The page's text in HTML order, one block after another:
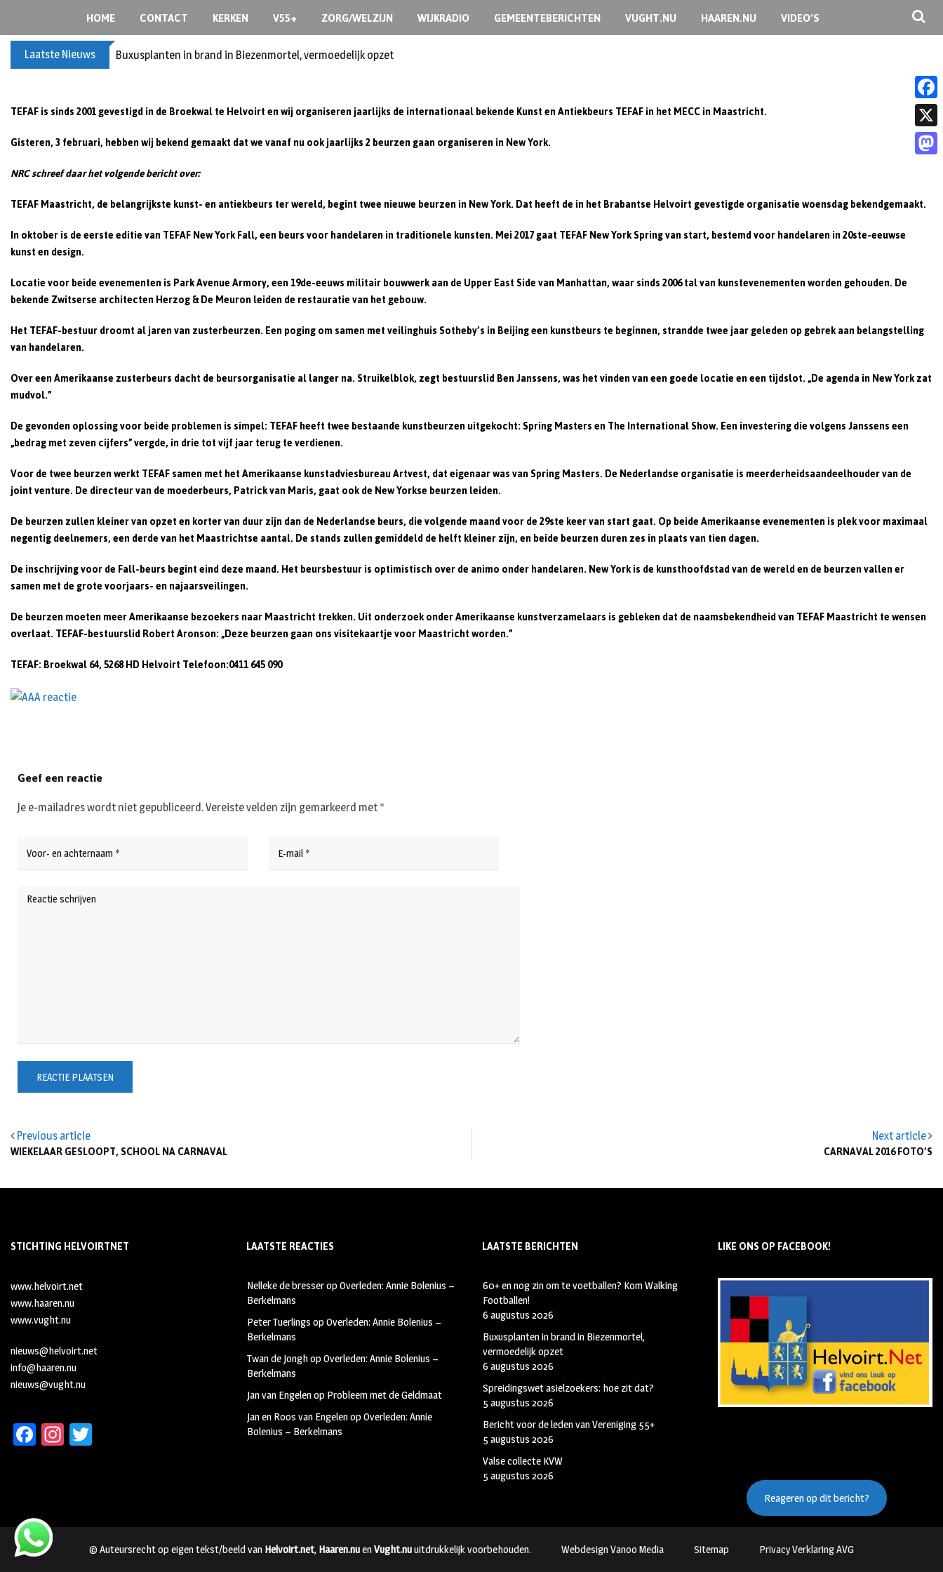
content
HOME CONTACT KERKEN V55+ ZORG/WELZIJN WIJKRADIO GEMEENTEBERICHTEN VUGHT.NU HAAREN.NU VIDEO’S
Laatste Nieuws Buxusplanten in brand in Biezenmortel, vermoedelijk opzet
TEFAF is sinds 2001 gevestigd in de Broekwal te Helvoirt en wij organiseren jaarlijks de internationaal bekende Kunst en Antiekbeurs TEFAF in het MECC in Maastricht.
Gisteren, 3 februari, hebben wij bekend gemaakt dat we vanaf nu ook jaarlijks 2 beurzen gaan organiseren in New York.
NRC schreef daar het volgende bericht over:
TEFAF Maastricht, de belangrijkste kunst- en antiekbeurs ter wereld, begint twee nieuwe beurzen in New York. Dat heeft de in het Brabantse Helvoirt gevestigde organisatie woensdag bekendgemaakt.
In oktober is de eerste editie van TEFAF New York Fall, een beurs voor handelaren in traditionele kunsten. Mei 2017 gaat TEFAF New York Spring van start, bestemd voor handelaren in 20ste-eeuwse
kunst en design.
Locatie voor beide evenementen is Park Avenue Armory, een 19de-eeuws militair bouwwerk aan de Upper East Side van Manhattan, waar sinds 2006 tal van kunstevenementen worden gehouden. De
bekende Zwitserse architecten Herzog & De Meuron leiden de restauratie van het gebouw.
Het TEFAF-bestuur droomt al jaren van zusterbeurzen. Een poging om samen met veilinghuis Sotheby’s in Beijing een kunstbeurs te beginnen, strandde twee jaar geleden op gebrek aan belangstelling
van handelaren.
Over een Amerikaanse zusterbeurs dacht de beursorganisatie al langer na. Struikelblok, zegt bestuurslid Ben Janssens, was het vinden van een goede locatie en een tijdslot. „De agenda in New York zat
mudvol.”
De gevonden oplossing voor beide problemen is simpel: TEFAF heeft twee bestaande kunstbeurzen uitgekocht: Spring Masters en The International Show. Een investering die volgens Janssens een
„bedrag met zeven cijfers” vergde, in drie tot vijf jaar terug te verdienen.
Voor de twee beurzen werkt TEFAF samen met het Amerikaanse kunstadviesbureau Artvest, dat eigenaar was van Spring Masters. De Nederlandse organisatie is meerderheidsaandeelhouder van de
joint venture. De directeur van de moederbeurs, Patrick van Maris, gaat ook de New Yorkse beurzen leiden.
De beurzen zullen kleiner van opzet en korter van duur zijn dan de Nederlandse beurs, die volgende maand voor de 29ste keer van start gaat. Op beide Amerikaanse evenementen is plek voor maximaal
negentig deelnemers, een derde van het Maastrichtse aantal. De stands zullen gemiddeld de helft kleiner zijn, en beide beurzen duren zes in plaats van tien dagen.
De inschrijving voor de Fall-beurs begint eind deze maand. Het beursbestuur is optimistisch over de animo onder handelaren. New York is de kunsthoofdstad van de wereld en de beurzen vallen er
samen met de grote voorjaars- en najaarsveilingen.
De beurzen moeten meer Amerikaanse bezoekers naar Maastricht trekken. Uit onderzoek onder Amerikaanse kunstverzamelaars is gebleken dat de naamsbekendheid van TEFAF Maastricht te wensen
overlaat. TEFAF-bestuurslid Robert Aronson: „Deze beurzen gaan ons visitekaartje voor Maastricht worden.”
TEFAF: Broekwal 64, 5268 HD HelvoirtTelefoon:0411 645 090
Previous article
WIEKELAAR GESLOOPT, SCHOOL NA CARNAVAL
Next article
CARNAVAL 2016 FOTO’S
Geef een reactie
Je e-mailadres wordt niet gepubliceerd.Vereiste velden zijn gemarkeerd met *
STICHTING HELVOIRTNET
www.helvoirt.net
www.haaren.nu
www.vught.nu
nieuws@helvoirt.net
info@haaren.nu
nieuws@vught.nu
Fa
k
In
m
LAATSTE REACTIES
Nelleke de bresseropOverleden: Annie Bolenius –
Berkelmans
Peter Tuerlings opOverleden: Annie Bolenius –
Berkelmans
Twan de JonghopOverleden: Annie Bolenius –
Berkelmans
Jan van Engelenop Probleem met de Geldmaat
Jan en Roos van EngelenopOverleden: Annie
Bolenius – Berkelmans
LAATSTE BERICHTEN
60+ en nog zin om te voetballen? Kom Walking
Footballen!
6 augustus 2026
Buxusplanten in brand in Biezenmortel,
vermoedelijk opzet
6 augustus 2026
Spreidingswet asielzoekers: hoe zit dat?
5 augustus 2026
Bericht voor de leden van Vereniging 55+
5 augustus 2026
Valse collecte KVW
5 augustus 2026
LIKE ONS OP FACEBOOK!
Reageren op dit bericht?
© Auteursrecht op eigen tekst/beeld van Helvoirt.net, Haaren.nuenVught.nuuitdrukkelijk voorbehouden. Webdesign Vanoo Media Sitemap Privacy Verklaring AVG
F
a
c
b
X
s